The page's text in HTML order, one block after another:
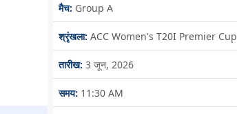
मैच: Group A
श्रृंखला: ACC Women's T20I Premier Cup
तारीख: 3 जून, 2026
समय: 11:30 AM